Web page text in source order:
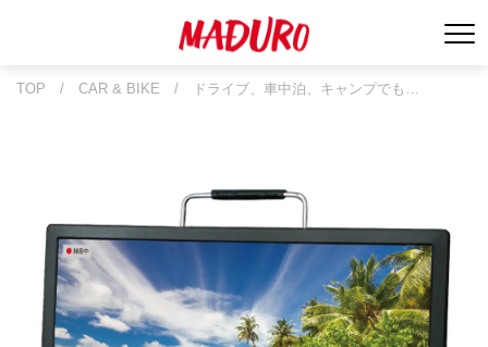
TOP / CAR & BIKE / ドライブ、車中泊、キャンプでも…